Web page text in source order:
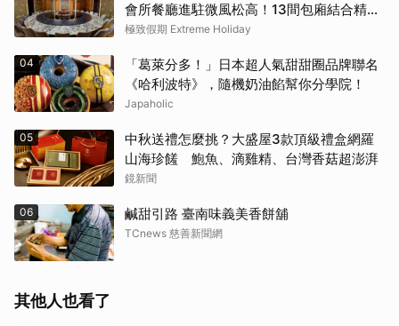
會所餐廳進駐微風松高！13間包廂結合精緻
粵菜與社交娛樂
極致假期 Extreme Holiday
04
「葛萊分多！」日本超人氣甜甜圈品牌聯名
《哈利波特》，隨機奶油餡幫你分學院！
Japaholic
05
中秋送禮怎麼挑？大盛屋3款頂級禮盒網羅
山海珍饈 鮑魚、滴雞精、台灣香菇超澎湃
鏡新聞
06 鹹甜引路 臺南味義美香餅舖
TCnews 慈善新聞網
其他人也看了